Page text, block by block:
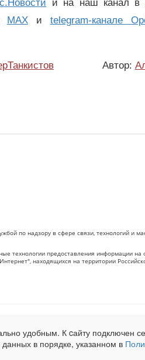
и на наш канал в
MAXи telegram-канале
Автор:
по надзору в сфере связи, технологий и
технологии предоставления информации на
находящихся на территории
для рекламодателей по запросу у
удобным. К cайту подключен
в порядке, указанном в